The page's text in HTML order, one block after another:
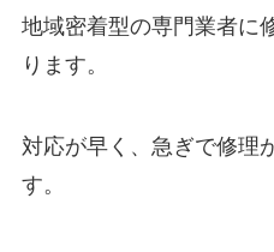
地域密着型の専門業者に
ります。
対応が早く、急ぎで修理
す。